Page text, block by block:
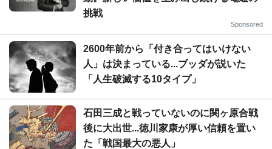
挑戦
Sponsored
2600年前から「付き合ってはいけない
人」は決まっている...ブッダが説いた
「人生破滅する10タイプ」
石田三成と戦っていないのに関ヶ原合戦
後に大出世...徳川家康が厚い信頼を置い
た「戦国最大の悪人」